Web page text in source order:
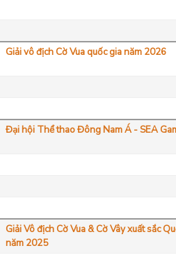
Giải vô địch Cờ Vua quốc gia năm 2026
Đại hội Thể thao Đông Nam Á - SEA
Giải Vô địch Cờ Vua & Cờ Vây xuất sắc
năm 2025